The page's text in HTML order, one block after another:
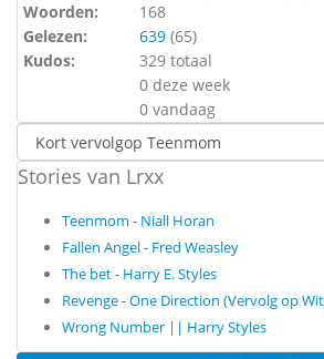
Woorden:
168
Gelezen:
639 (65)
Kudos:
329 totaal
0 deze week
0 vandaag
Stories van Lrxx
Teenmom - Niall Horan
Fallen Angel - Fred Weasley
The bet - Harry E. Styles
Revenge - One Direction (Vervolg op
Wrong Number || Harry Styles